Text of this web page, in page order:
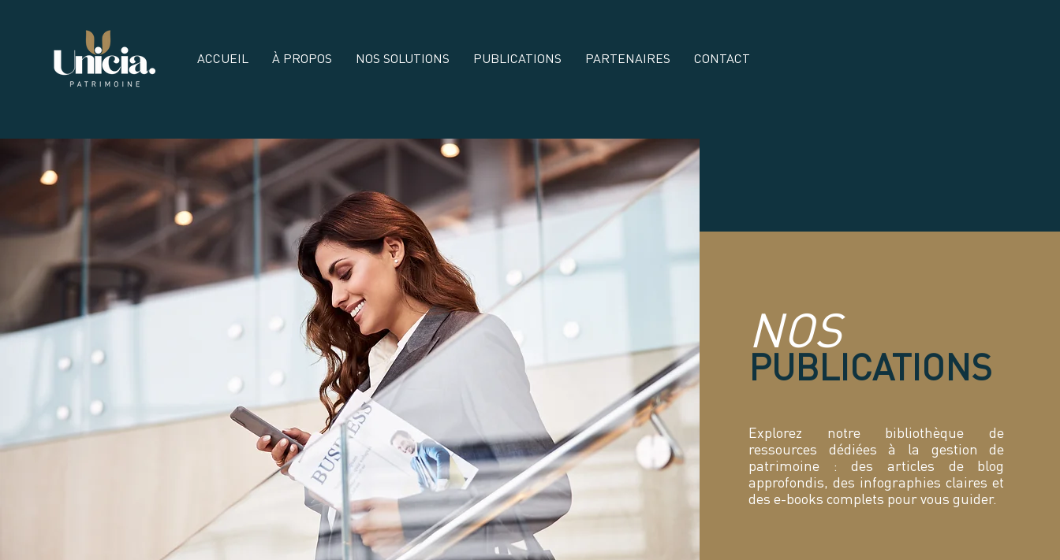
ACCUEIL À PROPOS NOS SOLUTIONS PUBLICATIONS PARTENAIRES CONTACT
NOS
PUBLICATIONS
Explorez notre bibliothèque de
ressources dédiées à la gestion de
patrimoine : des articles de blog
approfondis, des infographies claires et
des e-books complets pour vous guider.